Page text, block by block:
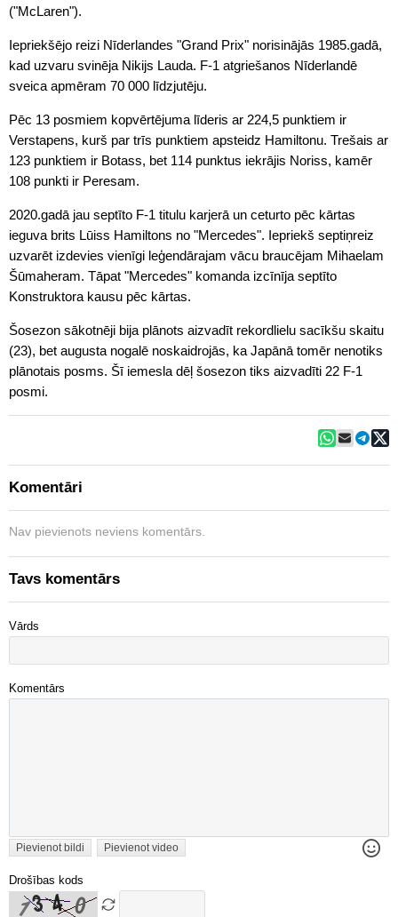
("McLaren").
Iepriekšējo reizi Nīderlandes "Grand Prix" norisinājās 1985.gadā,
kad uzvaru svinēja Nikijs Lauda. F-1 atgriešanos Nīderlandē
sveica apmēram 70 000 līdzjutēju.
Pēc 13 posmiem kopvērtējuma līderis ar 224,5 punktiem ir
Verstapens, kurš par trīs punktiem apsteidz Hamiltonu. Trešais ar
123 punktiem ir Botass, bet 114 punktus iekrājis Noriss, kamēr
108 punkti ir Peresam.
2020.gadā jau septīto F-1 titulu karjerā un ceturto pēc kārtas
ieguva brits Lūiss Hamiltons no "Mercedes". Iepriekš septiņreiz
uzvarēt izdevies vienīgi leģendārajam vācu braucējam Mihaelam
Šūmaheram. Tāpat "Mercedes" komanda izcīnīja septīto
Konstruktora kausu pēc kārtas.
Šosezon sākotnēji bija plānots aizvadīt rekordlielu sacīkšu skaitu
(23), bet augusta nogalē noskaidrojās, ka Japānā tomēr nenotiks
plānotais posms. Šī iemesla dēļ šosezon tiks aizvadīti 22 F-1
posmi.
Komentāri
Nav pievienots neviens komentārs.
Tavs komentārs
Vārds
Komentārs
Pievienot bildi Pievienot video
Drošības kods